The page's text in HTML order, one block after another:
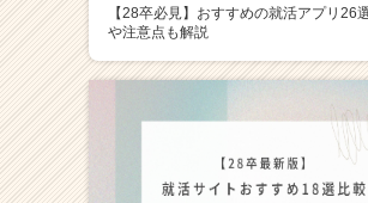
【28卒必見】おすすめの就活アプリ26
や注意点も解説